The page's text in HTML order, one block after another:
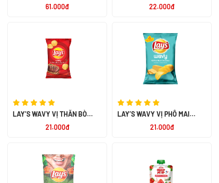
61.000đ 22.000đ
LAY’S WAVY VỊ THĂN BÒ
21.000đ
LAY’S WAVY VỊ PHÔ MAI
21.000đ